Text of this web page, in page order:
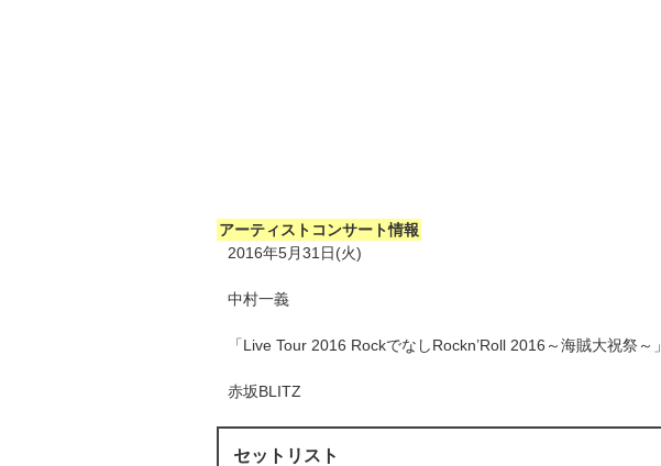
アーティストコンサート情報
2016年5月31日(火)
中村一義
「Live Tour 2016 RockでなしRockn’Roll 2016～海賊大祝祭～」
赤坂BLITZ
セットリスト